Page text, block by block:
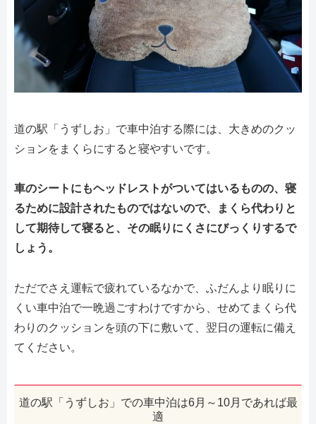
道の駅「うずしお」で車中泊する際には、大きめのクッ
ションをまくらにすると寝やすいです。
車のシートにもヘッドレストがついてはいるものの、寝
るために設計されたものではないので、まくら代わりと
して期待して寝ると、その眠りにくさにびっくりするで
しょう。
ただでさえ運転で疲れているなかで、ふだんより眠りに
くい車中泊で一晩過ごすわけですから、せめてまくら代
わりのクッションを頭の下に敷いて、翌日の運転に備え
てください。
道の駅「うずしお」での車中泊は6月～10月であれば最
適